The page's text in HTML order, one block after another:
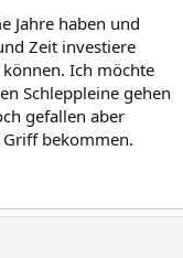
Jahre haben und
Zeit investiere
Ich möchte
Schleppleine gehen
gefallen aber
bekommen.